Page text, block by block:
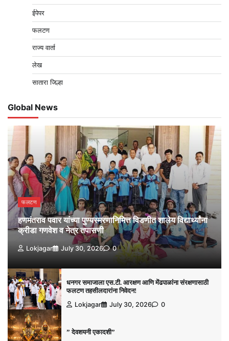
ईपेपर
फलटण
राज्य वार्ता
लेख
सातारा जिल्हा
Global News
फलटण
हणमंतराव पवार यांच्या पुण्यस्मरणानिमित्त विडणीत शालेय विद्यार्थ्यांना
क्रीडा गणवेश व नेत्र तपासणी
Lokjagar July 30, 2026 0
धनगर समाजाला एस.टी. आरक्षण आणि मेंढपाळांना संरक्षणासाठी
फलटण तहसीलदारांना निवेदन!
Lokjagar
July 30, 2026 0
” देवशयनी एकादशी”